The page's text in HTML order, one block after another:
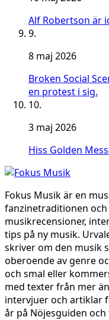
Alf Robertson är
9.
8 maj 2026
Broken Social
en protest i sig.
10.
3 maj 2026
Hiss Golden
Fokus Musik är en
fanzinetraditionen
musikrecensioner,
tips på ny musik.
skriver om den musik
oberoende av genre
och smal eller
med texter från mer
intervjuer och artiklar
år på Nöjesguiden